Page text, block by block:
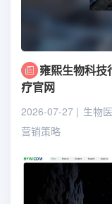
雍熙生物科技
疗官网
2026-07-27 生物
营销策略